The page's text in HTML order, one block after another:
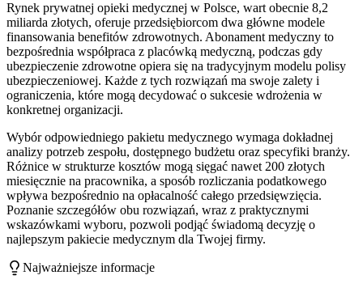
Rynek prywatnej opieki medycznej w Polsce, wart obecnie 8,2
miliarda złotych, oferuje przedsiębiorcom dwa główne modele
finansowania benefitów zdrowotnych. Abonament medyczny to
bezpośrednia współpraca z placówką medyczną, podczas gdy
ubezpieczenie zdrowotne opiera się na tradycyjnym modelu polisy
ubezpieczeniowej. Każde z tych rozwiązań ma swoje zalety i
ograniczenia, które mogą decydować o sukcesie wdrożenia w
konkretnej organizacji.
Wybór odpowiedniego pakietu medycznego wymaga dokładnej
analizy potrzeb zespołu, dostępnego budżetu oraz specyfiki branży.
Różnice w strukturze kosztów mogą sięgać nawet 200 złotych
miesięcznie na pracownika, a sposób rozliczania podatkowego
wpływa bezpośrednio na opłacalność całego przedsięwzięcia.
Poznanie szczegółów obu rozwiązań, wraz z praktycznymi
wskazówkami wyboru, pozwoli podjąć świadomą decyzję o
najlepszym pakiecie medycznym dla Twojej firmy.
Najważniejsze informacje